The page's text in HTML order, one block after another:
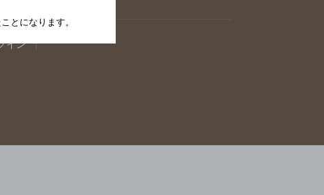
イン
とになります。